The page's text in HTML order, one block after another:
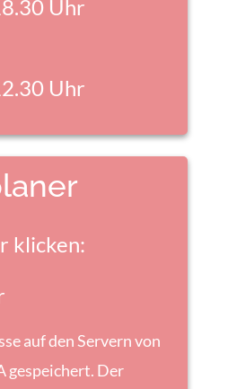
Uhr
Uhr
klicken:
auf den Servern von
gespeichert. Der